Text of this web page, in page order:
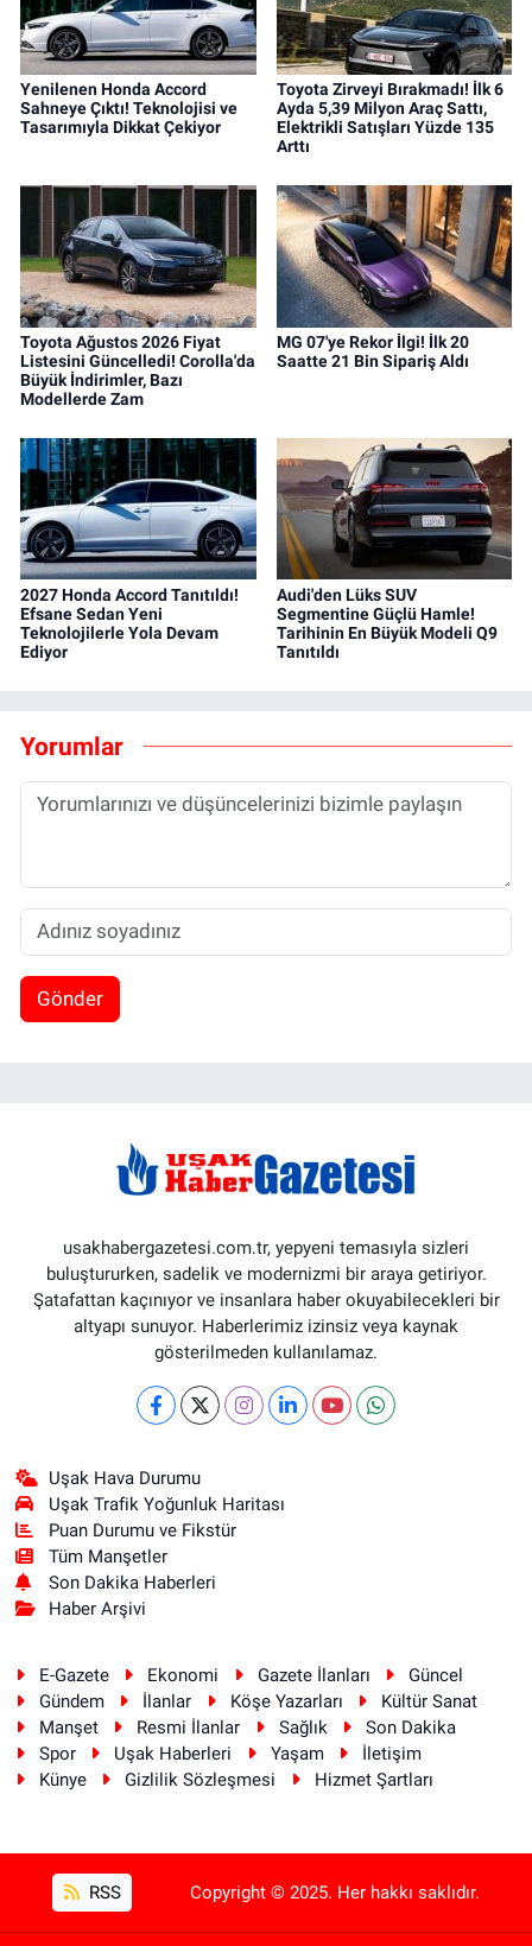
Yenilenen Honda Accord
Sahneye Çıktı! Teknolojisi ve
Tasarımıyla Dikkat Çekiyor
Toyota Zirveyi Bırakmadı! İlk 6
Ayda 5,39 Milyon Araç Sattı,
Elektrikli Satışları Yüzde 135
Arttı
Toyota Ağustos 2026 Fiyat
Listesini Güncelledi! Corolla'da
Büyük İndirimler, Bazı
Modellerde Zam
MG 07'ye Rekor İlgi! İlk 20
Saatte 21 Bin Sipariş Aldı
2027 Honda Accord Tanıtıldı!
Efsane Sedan Yeni
Teknolojilerle Yola Devam
Ediyor
Audi'den Lüks SUV
Segmentine Güçlü Hamle!
Tarihinin En Büyük Modeli Q9
Tanıtıldı
Yorumlar
Gönder
usakhabergazetesi.com.tr, yepyeni temasıyla sizleri
buluştururken, sadelik ve modernizmi bir araya getiriyor.
Şatafattan kaçınıyor ve insanlara haber okuyabilecekleri bir
altyapı sunuyor. Haberlerimiz izinsiz veya kaynak
gösterilmeden kullanılamaz.
Uşak Hava Durumu
Uşak Trafik Yoğunluk Haritası
Puan Durumu ve Fikstür
Tüm Manşetler
Son Dakika Haberleri
Haber Arşivi
E-Gazete Ekonomi Gazete İlanları
Güncel
Gündem
İlanlar Köşe Yazarları
Kültür Sanat
Manşet
Resmi İlanlar Sağlık
Son Dakika
Spor
Uşak Haberleri Yaşam
İletişim
Künye
Gizlilik Sözleşmesi Hizmet Şartları
RSS Copyright © 2025. Her hakkı saklıdır.